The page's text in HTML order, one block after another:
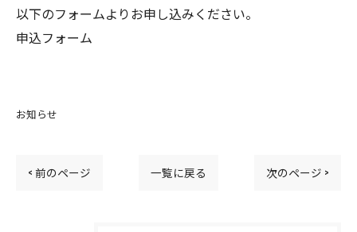
以下のフォームよりお申し込みください。
申込フォーム
お知らせ
< 前のページ 一覧に戻る 次のページ >